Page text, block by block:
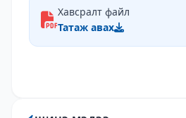
Хавсралт файл
Татаж авах